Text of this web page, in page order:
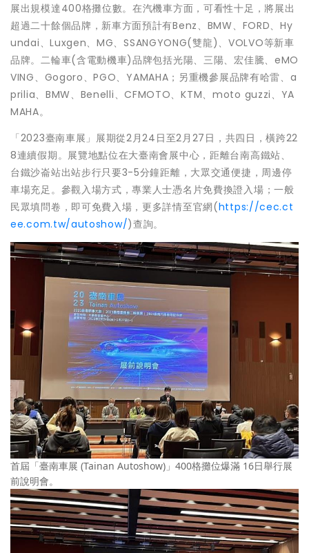
展出規模達400格攤位數。在汽機車方面，可看性十足，將展出
超過二十餘個品牌，新車方面預計有Benz、BMW、FORD、Hy
undai、Luxgen、MG、SSANGYONG(雙龍)、VOLVO等新車
品牌。二輪車(含電動機車)品牌包括光陽、三陽、宏佳騰、eMO
VING、Gogoro、PGO、YAMAHA；另重機參展品牌有哈雷、a
prilia、BMW、Benelli、CFMOTO、KTM、moto guzzi、YA
MAHA。
「2023臺南車展」展期從2月24日至2月27日，共四日，橫跨22
8連續假期。展覽地點位在大臺南會展中心，距離台南高鐵站、
台鐵沙崙站出站步行只要3-5分鐘距離，大眾交通便捷，周邊停
車場充足。參觀入場方式，專業人士憑名片免費換證入場；一般
民眾填問卷，即可免費入場，更多詳情至官網(https://cec.ct
ee.com.tw/autoshow/)查詢。
首屆「臺南車展 (Tainan Autoshow)」400格攤位爆滿 16日舉行展
前說明會。